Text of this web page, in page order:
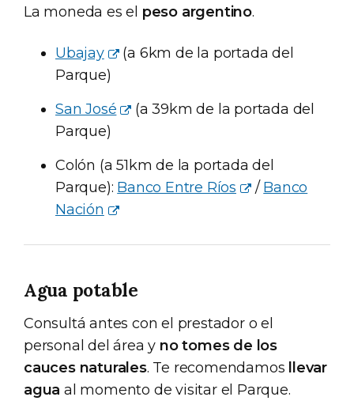
La moneda es el peso argentino.
Ubajay
(a 6km de la portada del
Parque)
San José
(a 39km de la portada del
Parque)
Colón (a 51km de la portada del
Parque): Banco Entre Ríos / Banco
Nación
Agua potable
Consultá antes con el prestador o el
personal del área y no tomes de los
cauces naturales. Te recomendamos
llevar
agua al momento de visitar el Parque.